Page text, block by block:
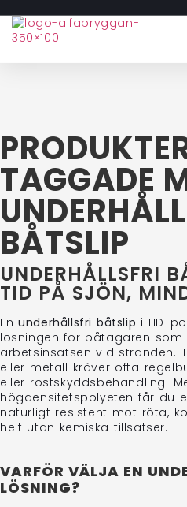
TAGGADE
BÅTSLIP
UNDERHÅLLSFRI
TID PÅ SJÖN,
Enunderhållsfri båtslip i HD-
lösningen för båtägaren som
arbetsinsatsen vid stranden.
eller metall kräver ofta
eller rostskyddsbehandling.
högdensitetspolyeten får du
naturligt resistent mot röta,
helt utan kemiska tillsatser.
VARFÖR VÄLJA EN
LÖSNING?